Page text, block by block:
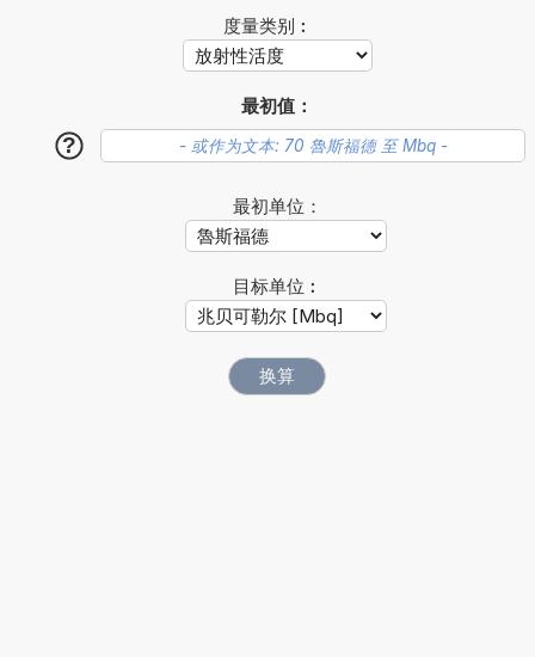
度量类别︰
最初值：
?
最初单位：
目标单位︰